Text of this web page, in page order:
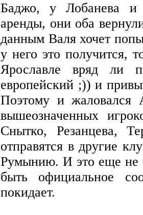
Баджо, у Лобанева и
аренды, они оба
данным Валя хочет
у него это получится,
Ярославле вряд ли
европейский ;)) и
Поэтому и
вышеозначенных
Снытко, Резанцева,
отправятся в другие
Румынию. И это еще не
быть официальное
покидает.